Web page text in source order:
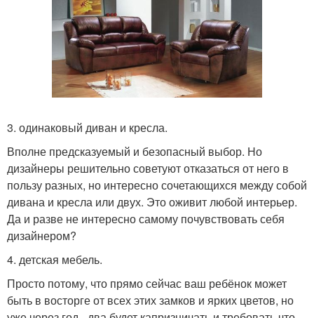
3. одинаковый диван и кресла.
Вполне предсказуемый и безопасный выбор. Но
дизайнеры решительно советуют отказаться от него в
пользу разных, но интересно сочетающихся между собой
дивана и кресла или двух. Это оживит любой интерьер.
Да и разве не интересно самому почувствовать себя
дизайнером?
4. детская мебель.
Просто потому, что прямо сейчас ваш ребёнок может
быть в восторге от всех этих замков и ярких цветов, но